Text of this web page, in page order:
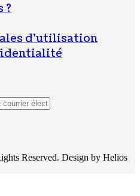
?
d’utilisation
Reserved. Design by Helios